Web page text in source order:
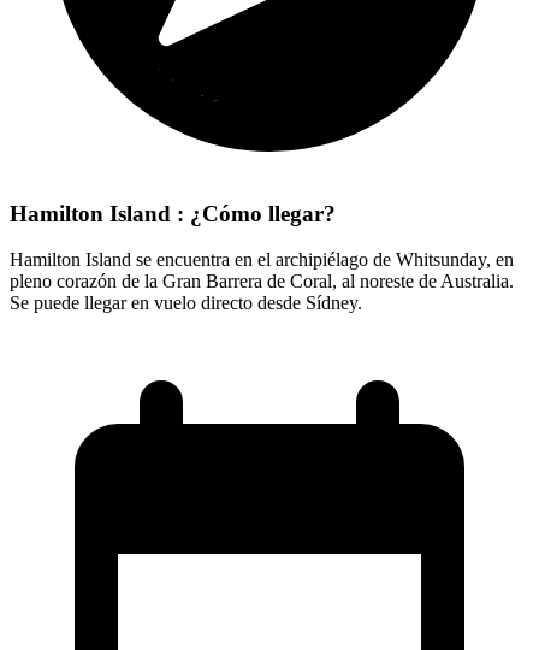
Hamilton Island : ¿Cómo llegar?
Hamilton Island se encuentra en el archipiélago de Whitsunday, en
pleno corazón de la Gran Barrera de Coral, al noreste de Australia.
Se puede llegar en vuelo directo desde Sídney.